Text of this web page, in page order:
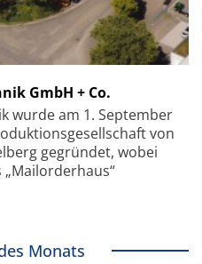
GmbH + Co.
wurde am 1. September
von
gegründet, wobei
Monats